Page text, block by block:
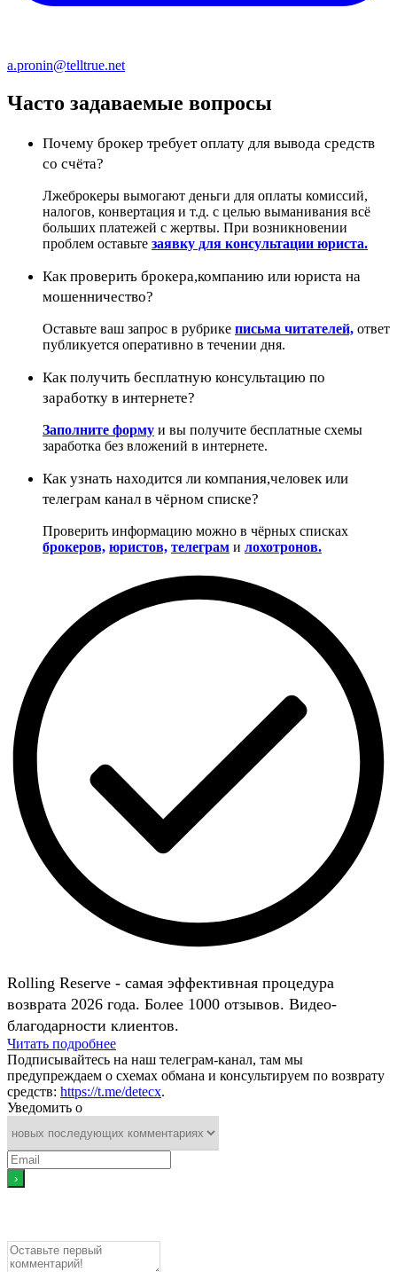
a.pronin@telltrue.net
Часто задаваемые вопросы
Почему брокер требует оплату для вывода средств
со счёта?
Лжеброкеры вымогают деньги для оплаты комиссий,
налогов, конвертация и т.д. с целью выманивания всё
больших платежей с жертвы. При возникновении
проблем оставьте заявку для консультации юриста.
Как проверить брокера,компанию или юриста на
мошенничество?
Оставьте ваш запрос в рубрике письма читателей, ответ
публикуется оперативно в течении дня.
Как получить бесплатную консультацию по
заработку в интернете?
Заполните форму и вы получите бесплатные схемы
заработка без вложений в интернете.
Как узнать находится ли компания,человек или
телеграм канал в чёрном списке?
Проверить информацию можно в чёрных списках
брокеров, юристов, телеграм и лохотронов.
Rolling Reserve - самая эффективная процедура
возврата 2026 года. Более 1000 отзывов. Видео-
благодарности клиентов.
Читать подробнее
Подписывайтесь на наш телеграм-канал, там мы
предупреждаем о схемах обмана и консультируем по возврату
средств: https://t.me/detecx.
Уведомить о